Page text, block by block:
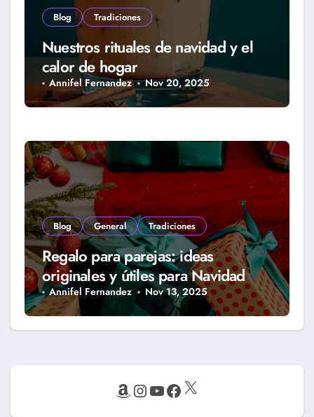
Blog Tradiciones
Nuestros rituales de navidad y el
calor de hogar
Annifel Fernandez Nov 20, 2025
Blog General Tradiciones
Regalo para parejas: ideas
originales y útiles para Navidad
Annifel Fernandez Nov 13, 2025
Amazon Instagram YouTube Facebook X